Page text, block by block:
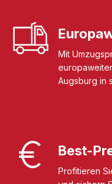
Mit
Augsburg in
Best-
Profitieren